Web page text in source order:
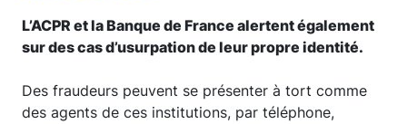
L’ACPR et la Banque de France alertent également
sur des cas d’usurpation de leur propre identité.
Des fraudeurs peuvent se présenter à tort comme
des agents de ces institutions, par téléphone,